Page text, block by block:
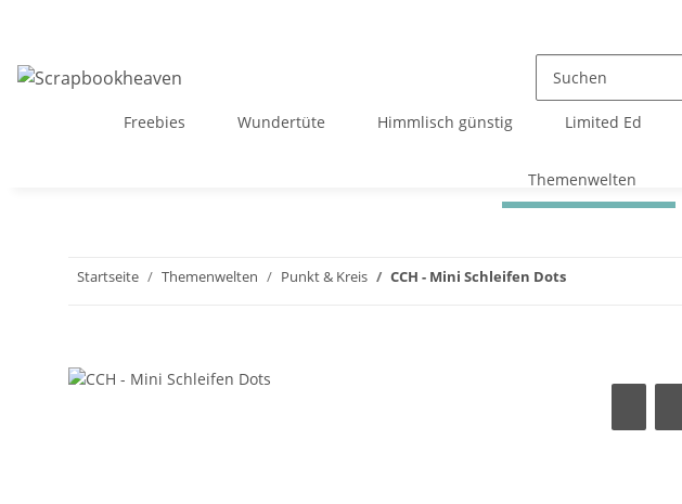
Freebies Wundertüte Himmlisch günstig Limited Ed
Themenwelten
Startseite Themenwelten Punkt & Kreis CCH - Mini Schleifen Dots